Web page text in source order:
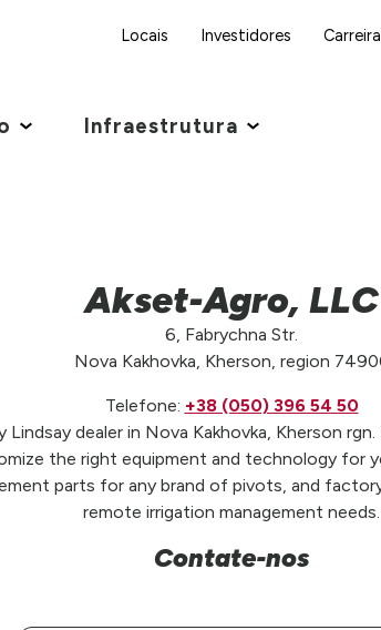
Locais Investidores
Infraestrutura
Akset-Agro, LLC
6, Fabrychna Str.
Nova Kakhovka, Kherson, region
Telefone: +38 (050) 396 54 50
dealer in Nova Kakhovka, Kherson
the right equipment and technology for
parts for any brand of pivots, and
remote irrigation management needs.
Contate-nos